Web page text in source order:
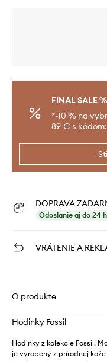
FINAL SALE %
*-10 % na
89 € s kódom:
DOPRAVA
Odoslanie aj do 24
VRÁTENIE A
O produkte
Hodinky Fossil
Hodinky z kolekcie Fossil.
je vyrobený z prírodnej